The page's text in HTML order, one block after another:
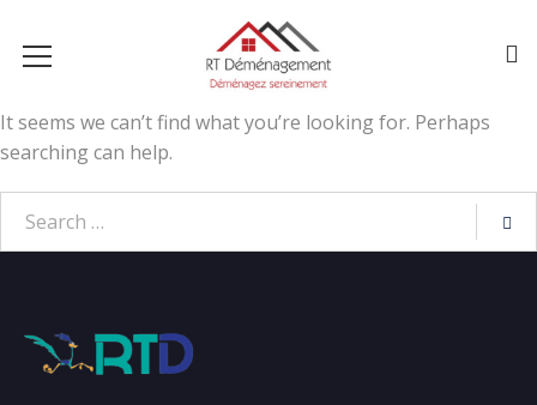
It seems we can’t find what you’re looking for. Perhaps
searching can help.